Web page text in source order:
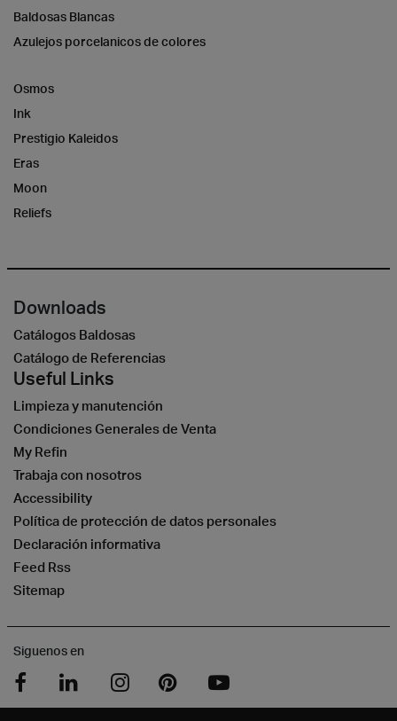
Baldosas Blancas
Azulejos porcelanicos de colores
Osmos
Ink
Prestigio Kaleidos
Eras
Moon
Reliefs
Downloads
Catálogos Baldosas
Catálogo de Referencias
Useful Links
Limpieza y manutención
Condiciones Generales de Venta
My Refin
Trabaja con nosotros
Accessibility
Política de protección de datos personales
Declaración informativa
Feed Rss
Sitemap
Siguenos en